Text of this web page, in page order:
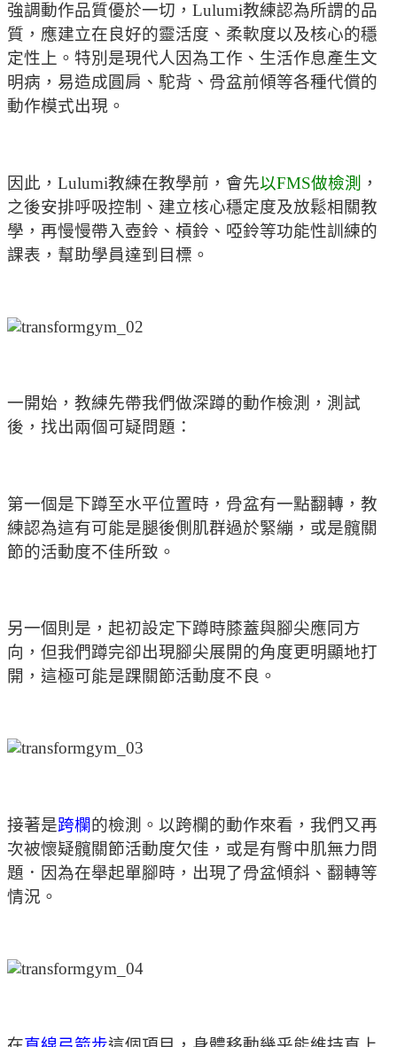
強調動作品質優於一切，Lulumi教練認為所謂的品
質，應建立在良好的靈活度、柔軟度以及核心的穩
定性上。特別是現代人因為工作、生活作息產生文
明病，易造成圓肩、駝背、骨盆前傾等各種代償的
動作模式出現。
因此，Lulumi教練在教學前，會先以FMS做檢測 ，
之後安排呼吸控制、建立核心穩定度及放鬆相關教
學，再慢慢帶入壺鈴、槓鈴、啞鈴等功能性訓練的
課表，幫助學員達到目標。
一開始，教練先帶我們做深蹲的動作檢測，測試
後，找出兩個可疑問題：
第一個是下蹲至水平位置時，骨盆有一點翻轉，教
練認為這有可能是腿後側肌群過於緊繃，或是髖關
節的活動度不佳所致。
另一個則是，起初設定下蹲時膝蓋與腳尖應同方
向，但我們蹲完卻出現腳尖展開的角度更明顯地打
開，這極可能是踝關節活動度不良。
接著是跨欄的檢測。以跨欄的動作來看，我們又再
次被懷疑髖關節活動度欠佳，或是有臀中肌無力問
題．因為在舉起單腳時，出現了骨盆傾斜、翻轉等
情況。